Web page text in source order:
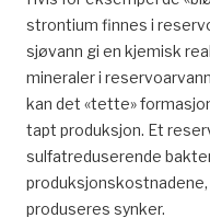
strontium finnes i
sjøvann gi en kjemisk
mineraler i
kan det «tette»
tapt produksjon. Et
sulfatreduserende
produseres synker.